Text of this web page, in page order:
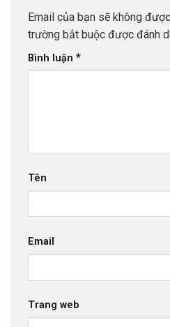
Email của bạn sẽ không
trường bắt buộc được đánh
Bình luận *
Tên
Email
Trang web